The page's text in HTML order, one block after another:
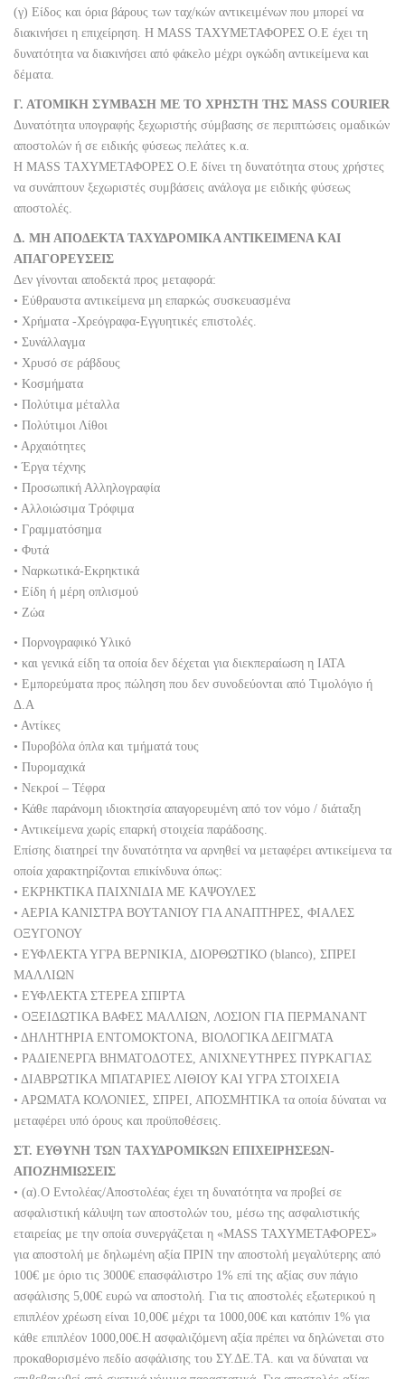
(γ) Είδος και όρια βάρους των ταχ/κών αντικειμένων που μπορεί να
διακινήσει η επιχείρηση. Η MASS ΤΑΧΥΜΕΤΑΦΟΡΕΣ Ο.Ε έχει τη
δυνατότητα να διακινήσει από φάκελο μέχρι ογκώδη αντικείμενα και
δέματα.
Γ. ΑΤΟΜΙΚΗ ΣΥΜΒΑΣΗ ΜΕ ΤΟ ΧΡΗΣΤΗ ΤΗΣ MASS COURIER
Δυνατότητα υπογραφής ξεχωριστής σύμβασης σε περιπτώσεις ομαδικών
αποστολών ή σε ειδικής φύσεως πελάτες κ.α.
Η MASS ΤΑΧΥΜΕΤΑΦΟΡΕΣ Ο.Ε δίνει τη δυνατότητα στους χρήστες
να συνάπτουν ξεχωριστές συμβάσεις ανάλογα με ειδικής φύσεως
αποστολές.
Δ. ΜΗ ΑΠΟΔΕΚΤΑ ΤΑΧΥΔΡΟΜΙΚΑ ΑΝΤΙΚΕΙΜΕΝΑ ΚΑΙ
ΑΠΑΓΟΡΕΥΣΕΙΣ
Δεν γίνονται αποδεκτά προς μεταφορά:
• Εύθραυστα αντικείμενα μη επαρκώς συσκευασμένα
• Χρήματα -Χρεόγραφα-Εγγυητικές επιστολές.
• Συνάλλαγμα
• Χρυσό σε ράβδους
• Κοσμήματα
• Πολύτιμα μέταλλα
• Πολύτιμοι Λίθοι
• Αρχαιότητες
• Έργα τέχνης
• Προσωπική Αλληλογραφία
• Αλλοιώσιμα Τρόφιμα
• Γραμματόσημα
• Φυτά
• Ναρκωτικά-Εκρηκτικά
• Είδη ή μέρη οπλισμού
• Ζώα
• Πορνογραφικό Υλικό
• και γενικά είδη τα οποία δεν δέχεται για διεκπεραίωση η ΙΑΤΑ
• Εμπορεύματα προς πώληση που δεν συνοδεύονται από Τιμολόγιο ή
Δ.Α
• Αντίκες
• Πυροβόλα όπλα και τμήματά τους
• Πυρομαχικά
• Νεκροί – Τέφρα
• Κάθε παράνομη ιδιοκτησία απαγορευμένη από τον νόμο / διάταξη
• Αντικείμενα χωρίς επαρκή στοιχεία παράδοσης.
Επίσης διατηρεί την δυνατότητα να αρνηθεί να μεταφέρει αντικείμενα τα
οποία χαρακτηρίζονται επικίνδυνα όπως:
• ΕΚΡΗΚΤΙΚΑ ΠΑΙΧΝΙΔΙΑ ΜΕ ΚΑΨΟΥΛΕΣ
• ΑΕΡΙΑ ΚΑΝΙΣΤΡΑ ΒΟΥΤΑΝΙΟΥ ΓΙΑ ΑΝΑΠΤΗΡΕΣ, ΦΙΑΛΕΣ
ΟΞΥΓΟΝΟΥ
• ΕΥΦΛΕΚΤΑ ΥΓΡΑ ΒΕΡΝΙΚΙΑ, ΔΙΟΡΘΩΤΙΚΟ (blanco), ΣΠΡΕΙ
ΜΑΛΛΙΩΝ
• ΕΥΦΛΕΚΤΑ ΣΤΕΡΕΑ ΣΠΙΡΤΑ
• ΟΞΕΙΔΩΤΙΚΑ ΒΑΦΕΣ ΜΑΛΛΙΩΝ, ΛΟΣΙΟΝ ΓΙΑ ΠΕΡΜΑΝΑΝΤ
• ΔΗΛΗΤΗΡΙΑ ΕΝΤΟΜΟΚΤΟΝΑ, ΒΙΟΛΟΓΙΚΑ ΔΕΙΓΜΑΤΑ
• ΡΑΔΙΕΝΕΡΓΑ ΒΗΜΑΤΟΔΟΤΕΣ, ΑΝΙΧΝΕΥΤΗΡΕΣ ΠΥΡΚΑΓΙΑΣ
• ΔΙΑΒΡΩΤΙΚΑ ΜΠΑΤΑΡΙΕΣ ΛΙΘΙΟΥ ΚΑΙ ΥΓΡΑ ΣΤΟΙΧΕΙΑ
• ΑΡΩΜΑΤΑ ΚΟΛΟΝΙΕΣ, ΣΠΡΕΙ, ΑΠΟΣΜΗΤΙΚΑ τα οποία δύναται να
μεταφέρει υπό όρους και προϋποθέσεις.
ΣΤ. ΕΥΘΥΝΗ ΤΩΝ ΤΑΧΥΔΡΟΜΙΚΩΝ ΕΠΙΧΕΙΡΗΣΕΩΝ-
ΑΠΟΖΗΜΙΩΣΕΙΣ
• (α).Ο Εντολέας/Αποστολέας έχει τη δυνατότητα να προβεί σε
ασφαλιστική κάλυψη των αποστολών του, μέσω της ασφαλιστικής
εταιρείας με την οποία συνεργάζεται η «MASS ΤΑΧΥΜΕΤΑΦΟΡΕΣ»
για αποστολή με δηλωμένη αξία ΠΡΙΝ την αποστολή μεγαλύτερης από
100€ με όριο τις 3000€ επασφάλιστρο 1% επί της αξίας συν πάγιο
ασφάλισης 5,00€ ευρώ να αποστολή. Για τις αποστολές εξωτερικού η
επιπλέον χρέωση είναι 10,00€ μέχρι τα 1000,00€ και κατόπιν 1% για
κάθε επιπλέον 1000,00€.Η ασφαλιζόμενη αξία πρέπει να δηλώνεται στο
προκαθορισμένο πεδίο ασφάλισης του ΣΥ.ΔΕ.ΤΑ. και να δύναται να